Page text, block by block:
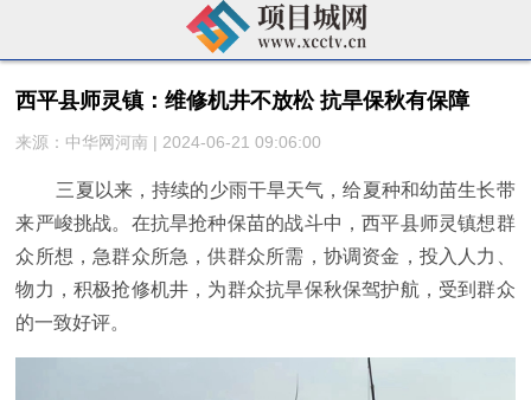
​西平县师灵镇：维修机井不放松 抗旱保秋有保障
来源：中华网河南 | 2024-06-21 09:06:00
三夏以来，持续的少雨干旱天气，给夏种和幼苗生长带
来严峻挑战。在抗旱抢种保苗的战斗中，西平县师灵镇想群
众所想，急群众所急，供群众所需，协调资金，投入人力、
物力，积极抢修机井，为群众抗旱保秋保驾护航，受到群众
的一致好评。